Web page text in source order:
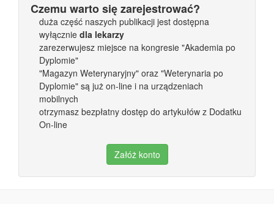
Czemu warto się zarejestrować?
duża część naszych publikacji jest dostępna
wyłącznie dla lekarzy
zarezerwujesz miejsce na kongresie "Akademia po
Dyplomie"
"Magazyn Weterynaryjny" oraz "Weterynaria po
Dyplomie" są już on-line i na urządzeniach
mobilnych
otrzymasz bezpłatny dostęp do artykułów z Dodatku
On-line
Załóż konto